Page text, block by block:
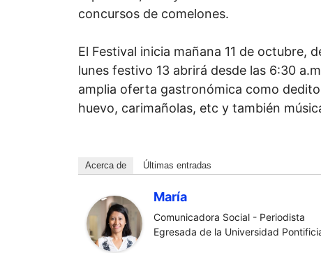
concursos de comelones.
El Festival inicia mañana 11 de octubre,
lunes festivo 13 abrirá desde las 6:30
amplia oferta gastronómica como
huevo, carimañolas, etc y también
Acerca de Últimas entradas
María
Comunicadora Social - Periodista
Egresada de la Universidad